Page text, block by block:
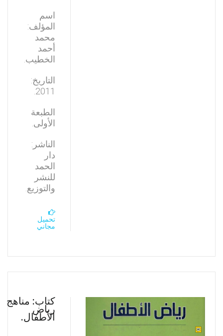
اسم
المؤلف:
محمد
أحمد
الخطيب.
التاريخ:
2011.
الطبعة
الأولى.
الناشر:
دار
الحمد
للنشر
والتوزيع.
تحميل
مجاني
كتاب: مناهج
رياض
الأطفال.